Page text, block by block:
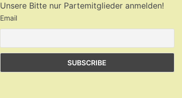
Unsere Bitte nur Partemitglieder anmelden!
Email